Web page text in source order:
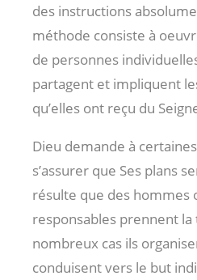
des instructions
méthode consiste à
de personnes
partagent et impliquent
qu’elles ont reçu du
Dieu demande à
s’assurer que Ses plans
résulte que des hommes
responsables prennent
nombreux cas ils
conduisent vers le but